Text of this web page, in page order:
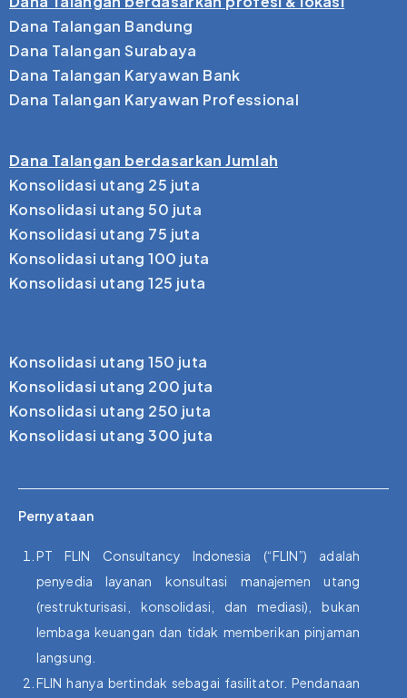
Dana Talangan Bandung
Dana Talangan Surabaya
Dana Talangan Karyawan Bank
Dana Talangan Karyawan Professional
Dana Talangan berdasarkan Jumlah
Konsolidasi utang 25 juta
Konsolidasi utang 50 juta
Konsolidasi utang 75 juta
Konsolidasi utang 100 juta
Konsolidasi utang 125 juta
Konsolidasi utang 150 juta
Konsolidasi utang 200 juta
Konsolidasi utang 250 juta
Konsolidasi utang 300 juta
Pernyataan
PT FLIN Consultancy Indonesia (“FLIN”) adalah
penyedia layanan konsultasi manajemen utang
(restrukturisasi, konsolidasi, dan mediasi), bukan
lembaga keuangan dan tidak memberikan pinjaman
langsung.
FLIN hanya bertindak sebagai fasilitator. Pendanaan